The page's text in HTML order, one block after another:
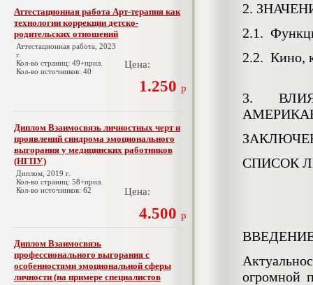
Аттестационная работа Арт-терапия как
технологии коррекции детско-
родительских отношений
Аттестационная работа, 2023
г.
Кол-во страниц: 49+прил.
Кол-во источников: 40
Цена:
1.250 р
Диплом Взаимосвязь личностных черт и
проявлений синдрома эмоционального
выгорания у медицинских работников
(НГПУ)
Диплом, 2019 г.
Кол-во страниц: 58+прил.
Кол-во источников: 62
Цена:
4.500 р
Диплом Взаимосвязь
профессионального выгорания с
особенностями эмоциональной сферы
личности (на примере специалистов
2.
2.1.
2.2. Кино,
3.
СПИСОК
огромной